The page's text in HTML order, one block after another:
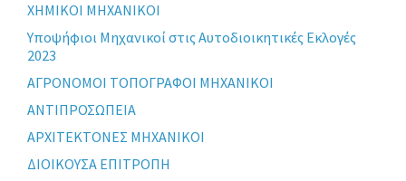
XHMIKOI MHXANIKOI
Yποψήφιοι Μηχανικοί στις Αυτοδιοικητικές Εκλογές
2023
ΑΓΡΟΝΟΜΟΙ ΤΟΠΟΓΡΑΦΟΙ ΜΗΧΑΝΙΚΟΙ
ΑΝΤΙΠΡΟΣΩΠΕΙΑ
ΑΡΧΙΤΕΚΤΟΝΕΣ ΜΗΧΑΝΙΚΟΙ
ΔΙΟΙΚΟΥΣΑ ΕΠΙΤΡΟΠΗ